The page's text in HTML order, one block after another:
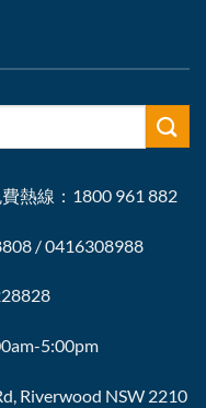
熱線：1800 961 882
/ 0416308988
5:00pm
Riverwood NSW 2210